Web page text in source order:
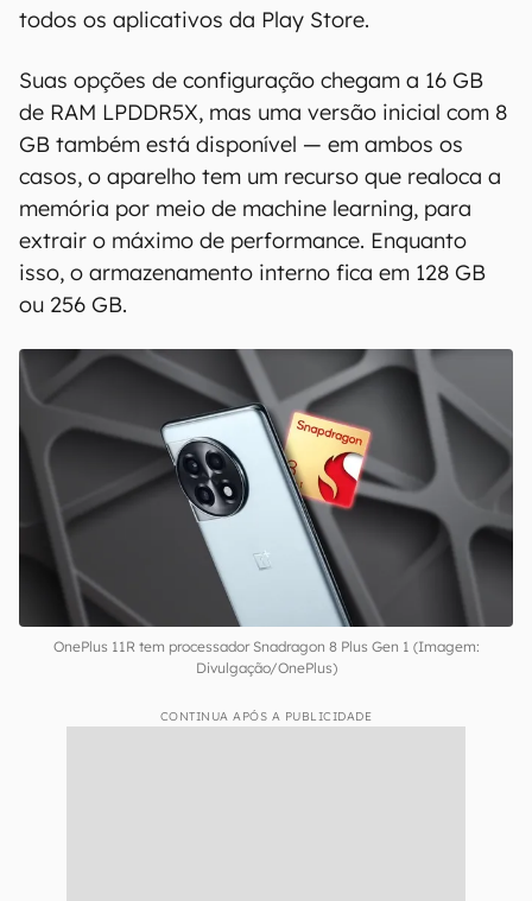
todos os aplicativos da Play Store.
Suas opções de configuração chegam a 16 GB
de RAM LPDDR5X, mas uma versão inicial com 8
GB também está disponível — em ambos os
casos, o aparelho tem um recurso que realoca a
memória por meio de machine learning, para
extrair o máximo de performance. Enquanto
isso, o armazenamento interno fica em 128 GB
ou 256 GB.
OnePlus 11R tem processador Snadragon 8 Plus Gen 1 (Imagem:
Divulgação/OnePlus)
CONTINUA APÓS A PUBLICIDADE